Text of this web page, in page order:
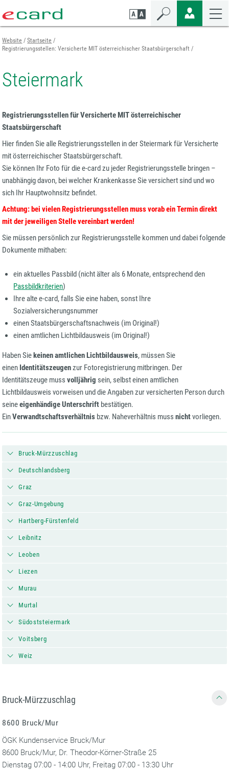
Seiteninhalt
springen
Navigation
springen
Mobilen
Navigation
springen
Website
Startseite
Registrierungsstellen: Versicherte MIT österreichischer Staatsbürgerschaft
Steiermark
Registrierungsstellen für Versicherte MIT österreichischer
Staatsbürgerschaft
Hier finden Sie alle Registrierungsstellen in der Steiermark für Versicherte
mit österreichischer Staatsbürgerschaft.
Sie können Ihr Foto für die e-card zu jeder Registrierungsstelle bringen –
unabhängig davon, bei welcher Krankenkasse Sie versichert sind und wo
sich Ihr Hauptwohnsitz befindet.
Achtung: bei vielen Registrierungsstellen muss vorab ein Termin direkt
mit der jeweiligen Stelle vereinbart werden!
Sie müssen persönlich zur Registrierungsstelle kommen und dabei folgende
Dokumente mithaben:
ein aktuelles Passbild (nicht älter als 6 Monate, entsprechend den
Passbildkriterien)
Ihre alte e-card, falls Sie eine haben, sonst Ihre
Sozialversicherungsnummer
einen Staatsbürgerschaftsnachweis (im Original!)
einen amtlichen Lichtbildausweis (im Original!)
Haben Siekeinen amtlichen Lichtbildausweis, müssen Sie
einen Identitätszeugenzur Fotoregistrierung mitbringen. Der
Identitätszeuge mussvolljährig sein, selbst einen amtlichen
Lichtbildausweis vorweisen und die Angaben zur versicherten Person durch
seineeigenhändige Unterschrift bestätigen.
EinVerwandtschaftsverhältnis bzw. Naheverhältnis mussnichtvorliegen.
Bruck-Mürzzuschlag
Deutschlandsberg
Graz
Graz-Umgebung
Hartberg-Fürstenfeld
Leibnitz
Leoben
Liezen
Murau
Murtal
Südoststeiermark
Voitsberg
Weiz
Bruck-Mürzzuschlag
8600 Bruck/Mur
ÖGK Kundenservice Bruck/Mur
8600 Bruck/Mur, Dr. Theodor-Körner-Straße 25
Dienstag 07:00 - 14:00 Uhr, Freitag 07:00 - 13:30 Uhr